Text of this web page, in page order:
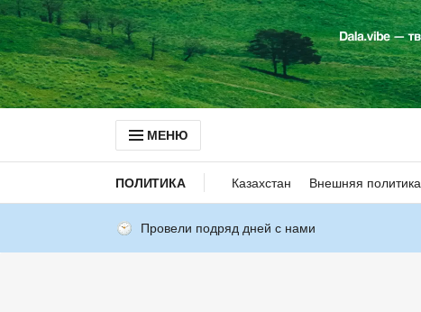
МЕНЮ
ПОЛИТИКА Казахстан Внешняя политика
Провели подряд дней с нами